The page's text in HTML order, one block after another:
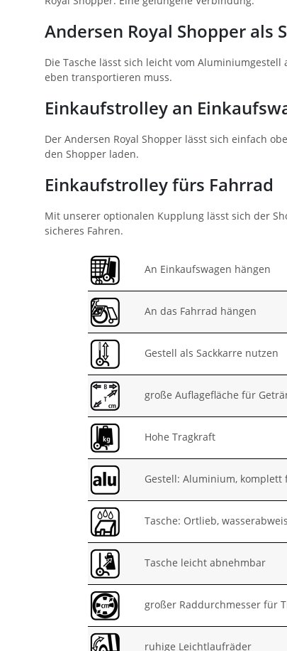
Andersen Royal Shopper als
Die Tasche lässt sich leicht vom
eben transportieren muss.
Einkaufstrolley an
Der Andersen Royal Shopper lässt sich einfach
den Shopper laden.
Einkaufstrolley fürs Fahrrad
Mit unserer optionalen Kupplung lässt sich der
sicheres Fahren.
An Einkaufswagen hängen
An das Fahrrad hängen
Gestell als Sackkarre nutzen
große Auflagefläche für
Hohe Tragkraft
Gestell: Aluminium, komplett
Tasche: Ortlieb,
Tasche leicht abnehmbar
großer Raddurchmesser für
ruhige Leichtlaufräder